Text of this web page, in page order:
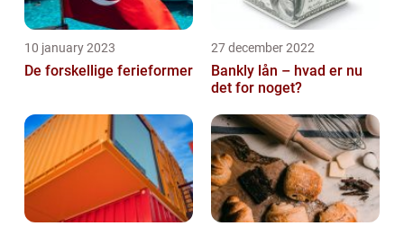
10 january 2023
De forskellige ferieformer
27 december 2022
Bankly lån – hvad er nu
det for noget?